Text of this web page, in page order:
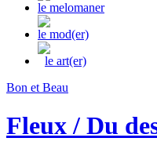
le melomaner
le mod(er)
le art(er)
Bon et Beau
Fleux / Du